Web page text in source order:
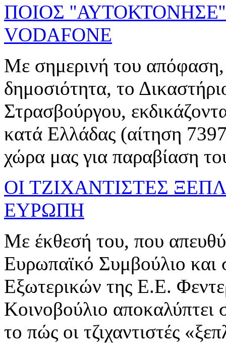
ΠΟΙΟΣ
VODAFONE
Με σημερινή του
δημοσιότητα, το
Στρασβούργου,
κατά Ελλάδας (αίτηση
χώρα μας για παραβίαση
ΟΙ ΤΖΙΧΑΝΤΙΣΤΕΣ
ΕΥΡΩΠΗ
Με έκθεσή του, που
Ευρωπαϊκό Συμβούλιο
Εξωτερικών της Ε.Ε.
Κοινοβούλιο αποκαλύπτει
το πώς οι τζιχαντιστές